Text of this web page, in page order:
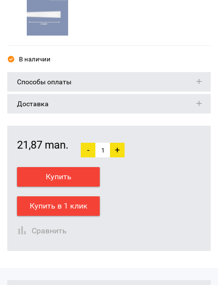
В наличии
Способы оплаты
Доставка
21,87 man. - +
Купить
Купить в 1 клик
Сравнить